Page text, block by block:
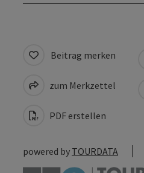
Beitrag merken
zum Merkzettel
PDF erstellen
powered by TOURDATA